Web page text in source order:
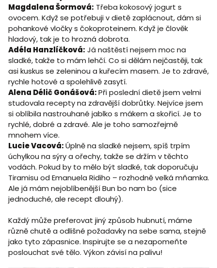
Magdalena Šormová: Třeba kokosový jogurt s
ovocem. Když se potřebuji v dietě zaplácnout, dám si
pohankové vločky s čokoproteinem. Když je člověk
hladový, tak je to hrozná dobrota.
Adéla Hanzlíčková: Já naštěstí nejsem moc na
sladké, takže to mám lehčí. Co si dělám nejčastěji, tak
asi kuskus se zeleninou a kuřecím masem. Je to zdravé,
rychle hotové a spolehlivě zasytí.
Alena Délič Gonášová:Při poslední dietě jsem velmi
studovala recepty na zdravější dobrůtky. Nejvíce jsem
si oblíbila nastrouhané jablko s mákem a skořicí. Je to
rychlé, dobré a zdravé. Ale je toho samozřejmě
mnohem více.
Lucie Vacová:Úplně na sladké nejsem, spíš trpím
úchylkou na sýry a ořechy, takže se držím v těchto
vodách. Pokud by to mělo být sladké, tak doporučuju
Tiramisu od Emanuela Ridiho – rozhodně velká mňamka.
Ale já mám nejoblíbenější Bun bo nam bo (sice
jednoduché, ale recept dlouhý).
Každý může preferovat jiný způsob hubnutí, máme
různě chutě a odlišné požadavky na sebe sama, stejně
jako tyto zápasnice. Inspirujte se a nezapomeňte
poslouchat své tělo. Výkon závisí na palivu!